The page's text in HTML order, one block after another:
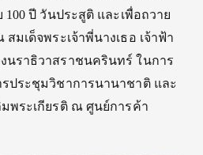
ปี วันประสูติ และเพื่อถวาย
มเด็จพระเจ้าพี่นางเธอ เจ้าฟ้า
ราธิวาสราชนครินทร์ ในการ
ประชุมวิชาการนานาชาติ และ
พระเกียรติ ณ ศูนย์การค้า